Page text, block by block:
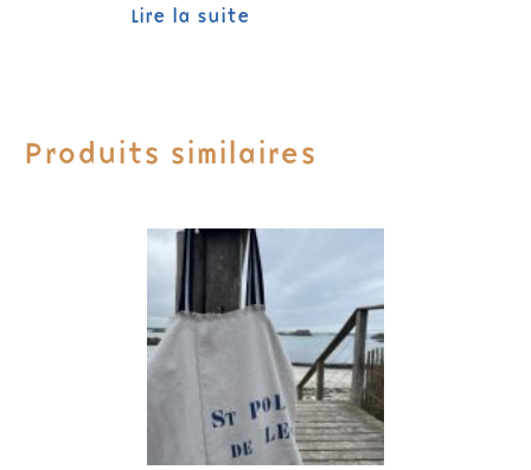
Lire la suite
Produits similaires